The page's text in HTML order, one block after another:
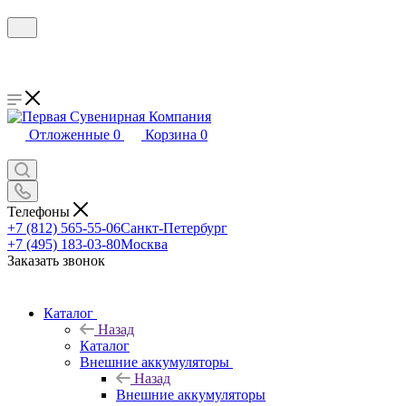
Отложенные 0 Корзина 0
Телефоны
+7 (812) 565-55-06Санкт-Петербург
+7 (495) 183-03-80Москва
Заказать звонок
Каталог
Назад
Каталог
Внешние аккумуляторы
Назад
Внешние аккумуляторы